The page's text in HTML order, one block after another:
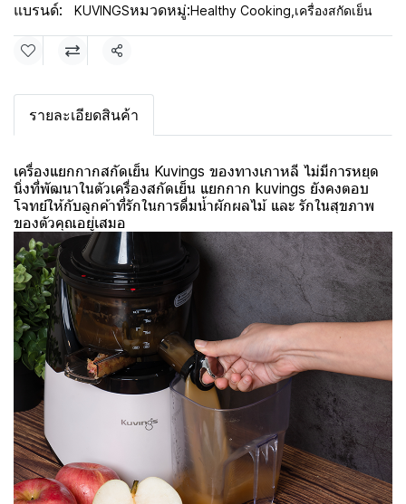
แบรนด์: KUVINGSหมวดหมู่:Healthy Cooking เครื่องสกัดเย็น
แชร์
รายละเอียดสินค้า
เครื่องแยกกากสกัดเย็น Kuvings ของทางเกาหลี ไม่มีการหยุด
นิ่งที่พัฒนาในตัวเครื่องสกัดเย็น แยกกาก kuvings ยังคงตอบ
โจทย์ให้กับลูกค้าที่รักในการดื่มน้ำผักผลไม้ และ รักในสุขภาพ
ของตัวคุณอยู่เสมอ